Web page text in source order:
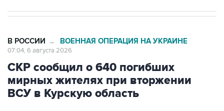
В РОССИИ → ВОЕННАЯ ОПЕРАЦИЯ НА УКРАИНЕ
07:04, 6 августа 2026
СКР сообщил о 640 погибших
мирных жителях при вторжении
ВСУ в Курскую область